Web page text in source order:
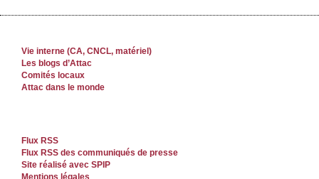
Vie interne (CA, CNCL, matériel)
Les blogs d’Attac
Comités locaux
Attac dans le monde
Flux RSS
Flux RSS des communiqués de presse
Site réalisé avec SPIP